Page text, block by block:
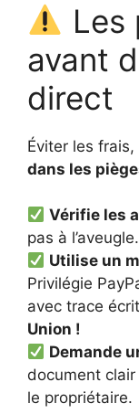
Les
avant
direct
Éviter les frais,
dans les
Vérifie les
pas à l’aveugle.
Utilise un
Privilégie
avec trace
Union !
Demande
document
le propriétaire.